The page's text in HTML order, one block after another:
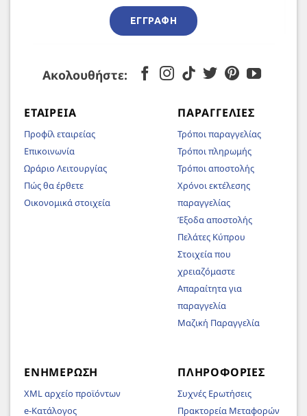
ΕΓΓΡΑΦΉ
Ακολουθήστε:
ΕΤΑΙΡΕΊΑ
Προφίλ εταιρείας
Επικοινωνία
Ωράριο Λειτουργίας
Πώς θα έρθετε
Οικονομικά στοιχεία
ΠΑΡΑΓΓΕΛΊΕΣ
Τρόποι παραγγελίας
Τρόποι πληρωμής
Τρόποι αποστολής
Χρόνοι εκτέλεσης
παραγγελίας
Έξοδα αποστολής
Πελάτες Κύπρου
Στοιχεία που
χρειαζόμαστε
Απαραίτητα για
παραγγελία
Μαζική Παραγγελία
ΕΝΗΜΈΡΩΣΗ
XML αρχείο προϊόντων
e-Κατάλογος
ΠΛΗΡΟΦΟΡΊΕΣ
Συχνές Ερωτήσεις
Πρακτορεία Μεταφορών